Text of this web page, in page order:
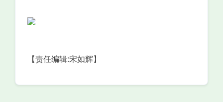
【责任编辑:宋如辉】